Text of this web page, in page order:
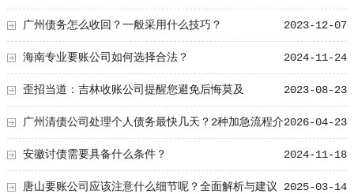
2023-12-07
广州债务怎么收回？一般采用什么技巧？
2024-11-24
海南专业要账公司如何选择合法？
2023-08-23
歪招当道：吉林收账公司提醒您避免后悔莫及
2026-04-23
广州清债公司处理个人债务最快几天？2种加急流程介
绍 2024-11-18
安徽讨债需要具备什么条件？
2025-03-14
唐山要账公司应该注意什么细节呢？全面解析与建议